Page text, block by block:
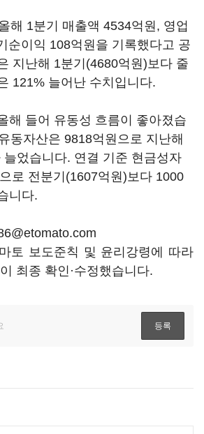
해 1분기 매출액 4534억원, 영업
순이익 108억원을 기록했다고 공
지난해 1분기(4680억원)보다 줄
121% 늘어난 수치입니다.
해 들어 유동성 흐름이 좋아졌습
동자산은 9818억원으로 지난해
늘었습니다. 연결 기준 현금성자
로 전분기(1607억원)보다 1000
니다.
토 보도준칙 및 윤리강령에 따라
최종 확인·수정했습니다.